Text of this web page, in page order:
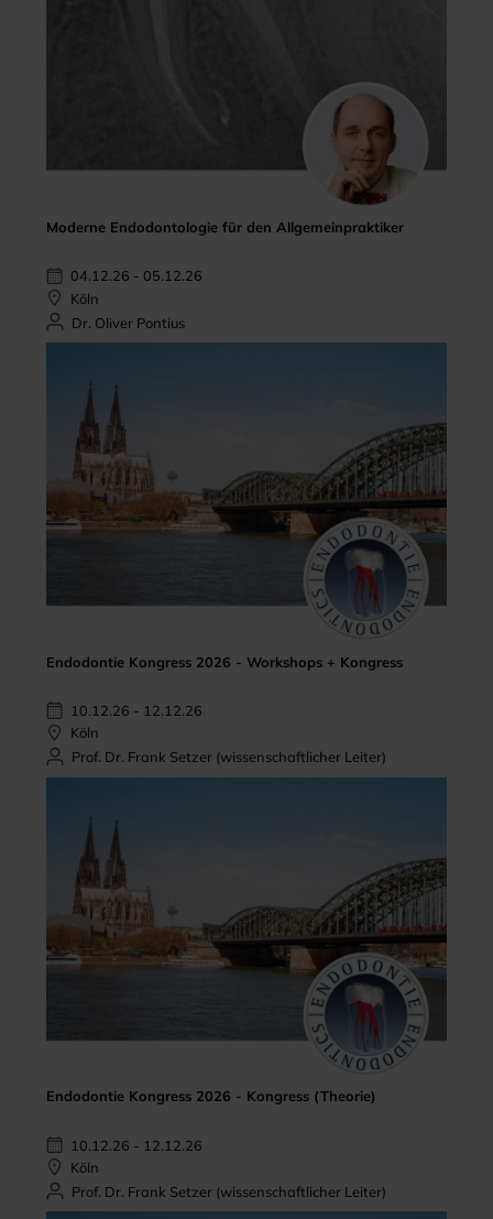
Moderne Endodontologie für den Allgemeinpraktiker
04.12.26 - 05.12.26
Köln
Dr. Oliver Pontius
Endodontie Kongress 2026 - Workshops + Kongress
10.12.26 - 12.12.26
Köln
Prof. Dr. Frank Setzer (wissenschaftlicher Leiter)
Endodontie Kongress 2026 - Kongress (Theorie)
10.12.26 - 12.12.26
Köln
Prof. Dr. Frank Setzer (wissenschaftlicher Leiter)